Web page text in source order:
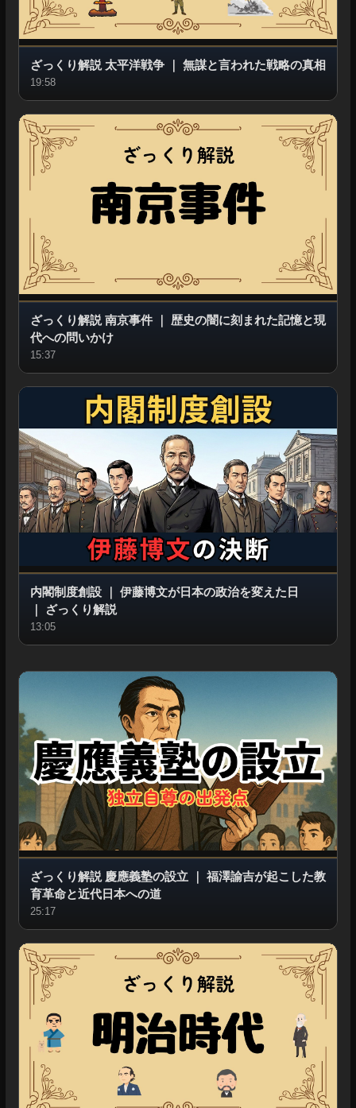
ざっくり解説 太平洋戦争｜ 無謀と言われた戦略の真相
19:58
ざっくり解説 南京事件｜ 歴史の闇に刻まれた記憶と現
代への問いかけ
15:37
内閣制度創設｜ 伊藤博文が日本の政治を変えた日
｜
ざっくり解説
13:05
ざっくり解説 慶應義塾の設立｜ 福澤諭吉が起こした教
育革命と近代日本への道
25:17